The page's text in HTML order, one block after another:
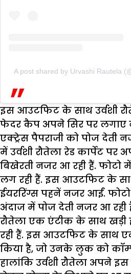
A post shared by Urvashi Rautela
इस आउटफिट के साथ उर्वशी
फेदर कैप अपने सिर पर लगाए
एक्ट्रेस पैपराजी को पोज देती
में उर्वशी रौतेला रेड कार्पेट
बिखेरती नजर आ रही हैं. फोटो
लग रही हैं. इस आउटफिट के साथ
ईयररिंग्स पहनें नजर आईं.
अंदाज में पोज देती नजर आ रही
रौतेला एक एंटीक के साथ खड़ी
रही हैं. इस आउटफिट के साथ
किया है, जो उनके लुक को
हालांकि उर्वशी रौतेला अपने